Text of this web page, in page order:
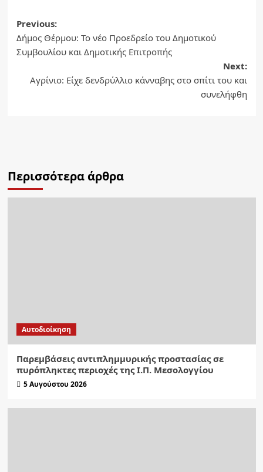
Post
navigation
Previous:
Δήμος Θέρμου: Το νέο Προεδρείο του Δημοτικού
Συμβουλίου και Δημοτικής Επιτροπής
Next:
Αγρίνιο: Είχε δενδρύλλιο κάνναβης στο σπίτι του και
συνελήφθη
Περισσότερα άρθρα
Αυτοδιοίκηση
Παρεμβάσεις αντιπλημμυρικής προστασίας σε
πυρόπληκτες περιοχές της Ι.Π. Μεσολογγίου
5 Αυγούστου 2026